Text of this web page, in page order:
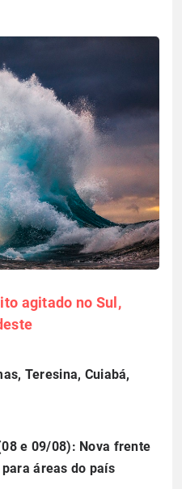
agitado no Sul,
Teresina, Cuiabá,
e 09/08): Nova frente
áreas do país